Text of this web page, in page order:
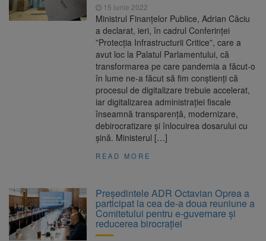
15 iunie 2022
Ministrul Finanţelor Publice, Adrian Câciu
a declarat, ieri, în cadrul Conferinţei
”Protecţia Infrastructurii Critice”, care a
avut loc la Palatul Parlamentului, că
transformarea pe care pandemia a făcut-o
în lume ne-a făcut să fim conştienţi că
procesul de digitalizare trebuie accelerat,
iar digitalizarea administraţiei fiscale
înseamnă transparenţă, modernizare,
debirocratizare şi înlocuirea dosarului cu
şină. Ministerul […]
READ MORE
Preşedintele ADR Octavian Oprea a
participat la cea de-a doua reuniune a
Comitetului pentru e-guvernare şi
reducerea birocraţiei